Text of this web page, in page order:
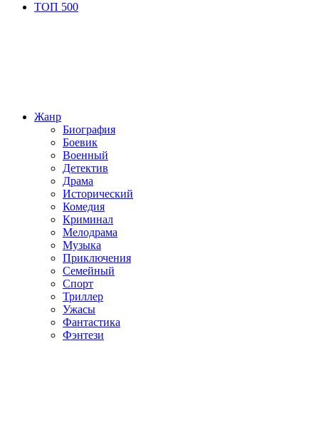
ТОП 500
Жанр
Биография
Боевик
Военный
Детектив
Драма
Исторический
Комедия
Криминал
Мелодрама
Музыка
Приключения
Семейный
Спорт
Триллер
Ужасы
Фантастика
Фэнтези